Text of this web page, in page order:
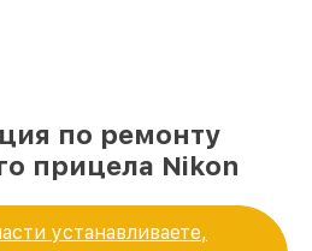
по ремонту
прицела Nikon
устанавливаете,